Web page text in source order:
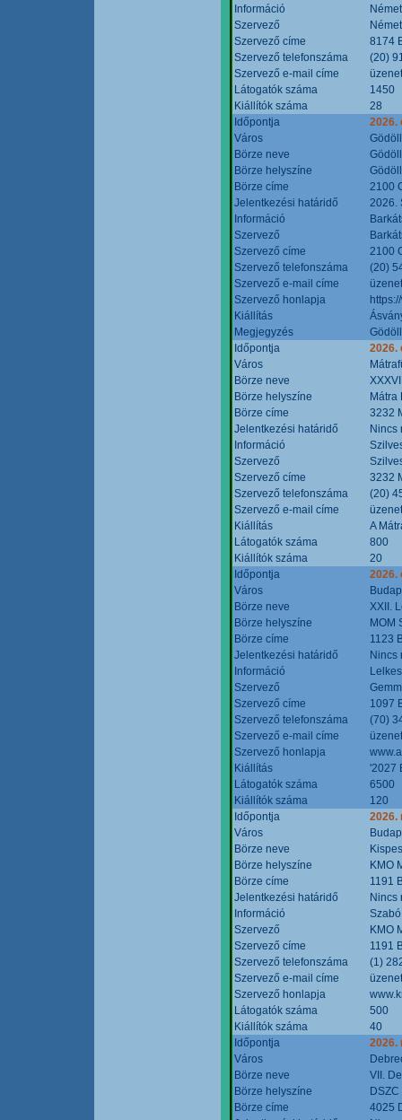
Információ
Szervező
Szervező címe
8174
Szervező telefonszáma
(20)
Szervező e-mail címe
Látogatók száma
1450
Kiállítók száma
28
Időpontja
2026.
Város
Börze neve
Börze helyszíne
Börze címe
2100
Jelentkezési határidő
2026.
Információ
Szervező
Szervező címe
2100
Szervező telefonszáma
(20)
Szervező e-mail címe
Szervező honlapja
Kiállítás
Megjegyzés
Időpontja
2026.
Város
Börze neve
Börze helyszíne
Mátra
Börze címe
3232
Jelentkezési határidő
Nincs
Információ
Szervező
Szervező címe
3232
Szervező telefonszáma
(20)
Szervező e-mail címe
Kiállítás
A
Látogatók száma
800
Kiállítók száma
20
Időpontja
2026.
Város
Börze neve
XXII.
Börze helyszíne
MOM
Börze címe
1123
Jelentkezési határidő
Nincs
Információ
Szervező
Szervező címe
1097
Szervező telefonszáma
(70)
Szervező e-mail címe
Szervező honlapja
Kiállítás
'2027
Látogatók száma
6500
Kiállítók száma
120
Időpontja
2026.
Város
Börze neve
Börze helyszíne
KMO
Börze címe
1191
Jelentkezési határidő
Nincs
Információ
Szervező
KMO
Szervező címe
1191
Szervező telefonszáma
(1)
Szervező e-mail címe
Szervező honlapja
Látogatók száma
500
Kiállítók száma
40
Időpontja
2026.
Város
Börze neve
VII.
Börze helyszíne
Börze címe
4025